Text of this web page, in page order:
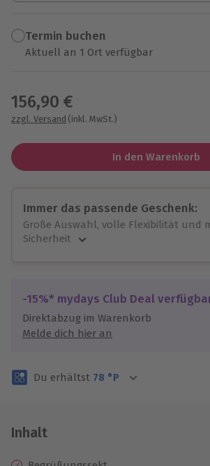
Termin buchen
Aktuell an 1 Ort verfügbar
156,90 €
zzgl. Versand (inkl. MwSt.)
In den Warenkorb
Immer das passende Geschenk:
Große Auswahl, volle Flexibilität und
Sicherheit
Jeder Gutschein für alle Erlebnisse
Maximale Sicherheit
3 Jahre gültig & verlängerbar.
-15%* mydays Club Deal
Direktabzug im Warenkorb
Melde dich hier an
Du erhältst 78 °P
Inhalt